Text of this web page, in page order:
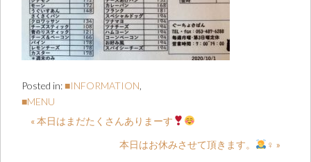
Posted in:■INFORMATION
■MENU
« 本日はまだたくさんありまーす
本日はお休みさせて頂きます。
‍♀️ »